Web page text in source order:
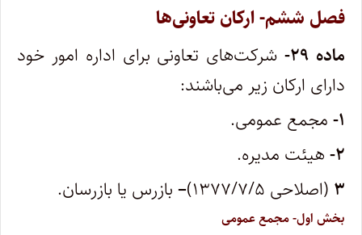
فصل ششم- ارکان تعاونی‌ها
ماده ۲۹-
شرکت‌های تعاونی برای اداره امور خود
دارای ارکان زیر می‌باشند:
۱- مجمع عمومی.
۲- هیئت مدیره.
۳ (اصلاحی ۱۳۷۷/۷/۵) – بازرس یا بازرسان.
بخش اول- مجمع عمومی